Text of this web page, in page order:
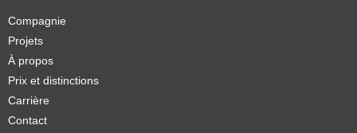
Compagnie
Projets
À propos
Prix et distinctions
Carrière
Contact